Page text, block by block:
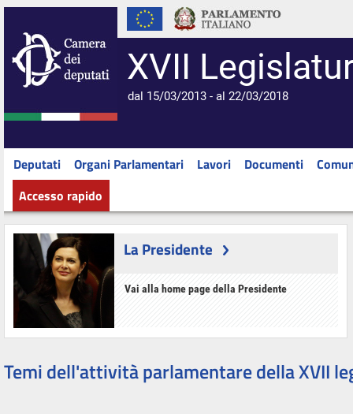
XVII
dal 15/03/2013 - al 22/03/2018
Deputati Organi Parlamentari Lavori Documenti
Accesso rapido
La Presidente
Vai alla home page della Presidente
Temi dell'attività parlamentare della XVII